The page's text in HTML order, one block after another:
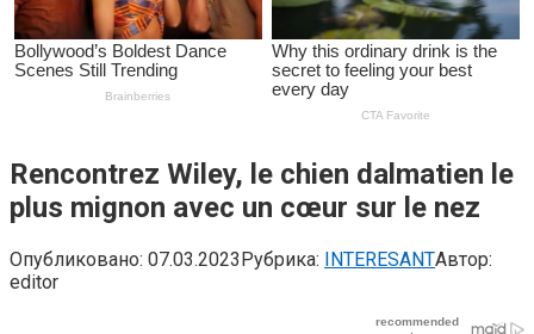
Rencontrez Wiley, le chien dalmatien le
plus mignon avec un cœur sur le nez
Опубликовано: 07.03.2023Рубрика: INTERESANTАвтор:
editor